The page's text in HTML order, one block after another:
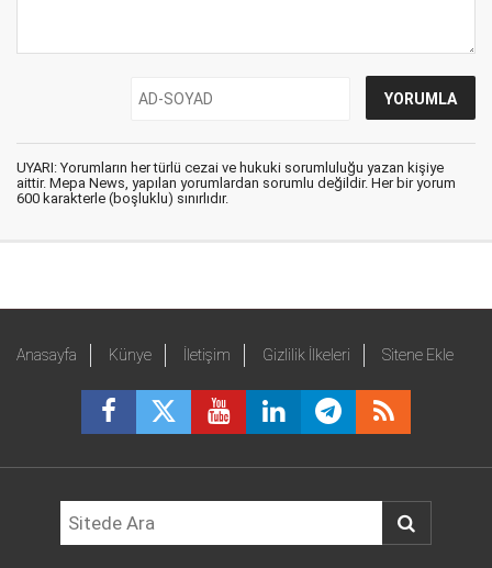
UYARI: Yorumların her türlü cezai ve hukuki sorumluluğu yazan kişiye
aittir. Mepa News, yapılan yorumlardan sorumlu değildir. Her bir yorum
600 karakterle (boşluklu) sınırlıdır.
Anasayfa Künye İletişim Gizlilik İlkeleri Sitene Ekle